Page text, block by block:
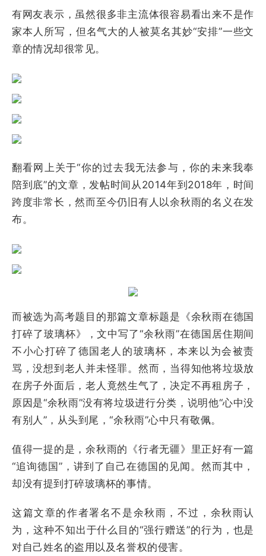
有网友表示，虽然很多非主流体很容易看出来不是作
家本人所写，但名气大的人被莫名其妙“安排”一些文
章的情况却很常见。
翻看网上关于“你的过去我无法参与，你的未来我奉
陪到底”的文章，发帖时间从2014年到2018年，时间
跨度非常长，然而至今仍旧有人以余秋雨的名义在发
布。
而被选为高考题目的那篇文章标题是《余秋雨在德国
打碎了玻璃杯》，文中写了“余秋雨”在德国居住期间
不小心打碎了德国老人的玻璃杯，本来以为会被责
骂，没想到老人并未怪罪。然而，当得知他将垃圾放
在房子外面后，老人竟然生气了，决定不再租房子，
原因是“余秋雨”没有将垃圾进行分类，说明他“心中没
有别人”，从头到尾，“余秋雨”心中只有敬佩。
值得一提的是，余秋雨的《行者无疆》里正好有一篇
“追询德国”，讲到了自己在德国的见闻。然而其中，
却没有提到打碎玻璃杯的事情。
这篇文章的作者署名不是余秋雨，不过，余秋雨认
为，这种不知出于什么目的“强行赠送”的行为，也是
对自己姓名的盗用以及名誉权的侵害。